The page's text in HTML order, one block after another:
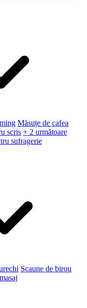
Măsuțe de cafea
scris + 2 următoare
sufragerie
Scaune de birou